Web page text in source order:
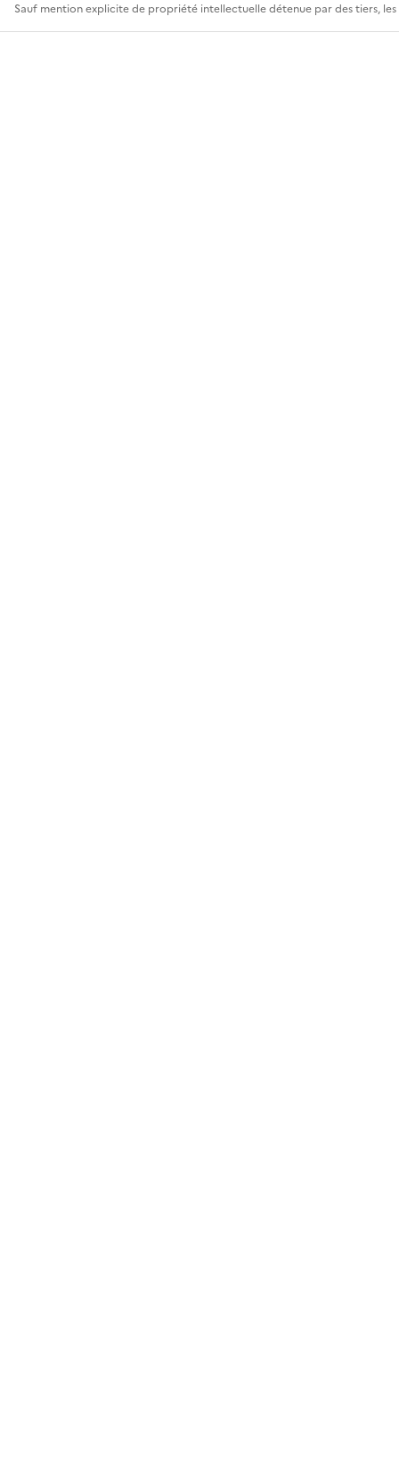
Sauf mention explicite de propriété intellectuelle détenue par des tiers,